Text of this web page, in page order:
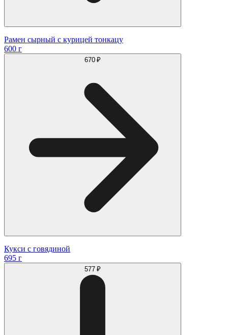
Рамен сырный с курицей тонкацу
600 г
670 ₽
Кукси с говядиной
695 г
577 ₽